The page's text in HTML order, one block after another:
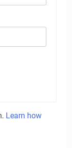
Learn how